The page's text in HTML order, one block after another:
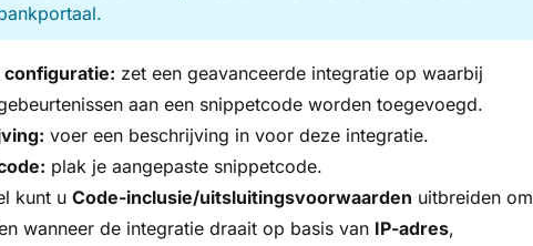
configuratie: zet een geavanceerde integratie op waarbij
aan een snippetcode worden toegevoegd.
voer een beschrijving in voor deze integratie.
plak je aangepaste snippetcode.
kunt u Code-inclusie/uitsluitingsvoorwaarden uitbreiden om
wanneer de integratie draait op basis van IP-adres,